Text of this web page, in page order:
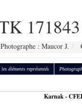
171843
Photographe : Maucor J.
éléments représentés